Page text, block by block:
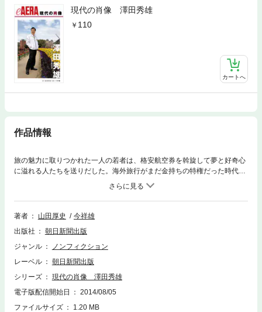
現代の肖像 澤田秀雄
110
カートへ
作品情報
旅の魅力に取りつかれた一人の若者は、格安航空券を斡旋して夢と好奇心
に溢れる人たちを送りだした。海外旅行がまだ金持ちの特権だった時代に
趣味から生まれたビジネスは、次々と壁にぶちあたる。それでもジェット
機を飛ばし、経営危機のリゾートを引き受けてきた。その、果てなく続く
旅をたどって。
著者
山田厚史
今祥雄
出版社
朝日新聞出版
ジャンル
ノンフィクション
レーベル
朝日新聞出版
シリーズ
現代の肖像 澤田秀雄
電子版配信開始日
2014/08/05
ファイルサイズ
1.20 MB